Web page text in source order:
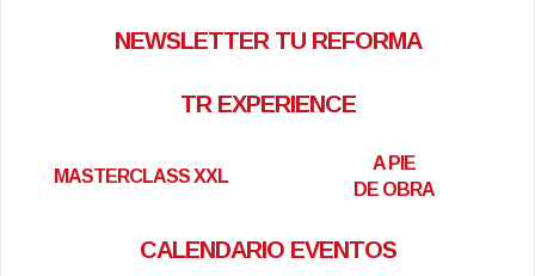
NEWSLETTER TU REFORMA
TR EXPERIENCE
MASTERCLASS XXL
A PIE
DE OBRA
CALENDARIO EVENTOS